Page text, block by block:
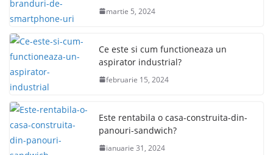
martie 5, 2024
Ce este si cum functioneaza un
aspirator industrial?
februarie 15, 2024
Este rentabila o casa-construita-din-
panouri-sandwich?
ianuarie 31, 2024